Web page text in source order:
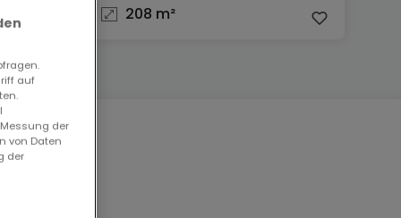
208 m²
auf
der
von Daten
der